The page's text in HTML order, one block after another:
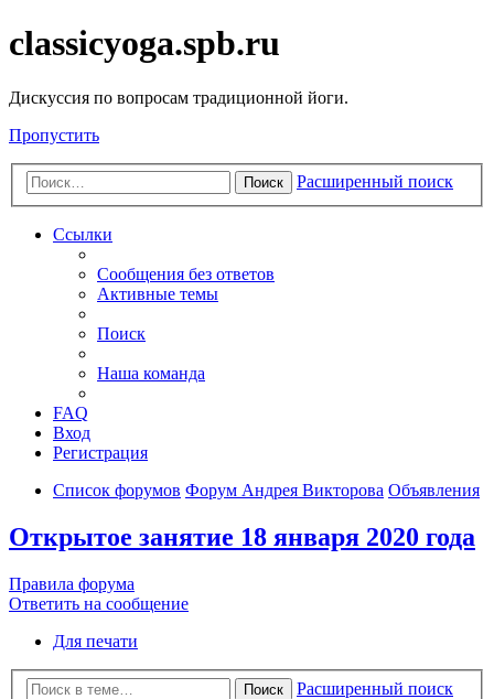
classicyoga.spb.ru
Дискуссия по вопросам традиционной йоги.
Пропустить
Поиск Расширенный поиск
Ссылки
Сообщения без ответов
Активные темы
Поиск
Наша команда
FAQ
Вход
Регистрация
Список форумов Форум Андрея Викторова Объявления
Открытое занятие 18 января 2020 года
Правила форума
Ответить на сообщение
Для печати
Поиск
Расширенный поиск